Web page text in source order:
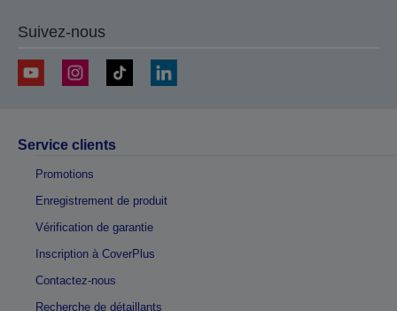
Suivez-nous
Service clients
Promotions
Enregistrement de produit
Vérification de garantie
Inscription à CoverPlus
Contactez-nous
Recherche de détaillants